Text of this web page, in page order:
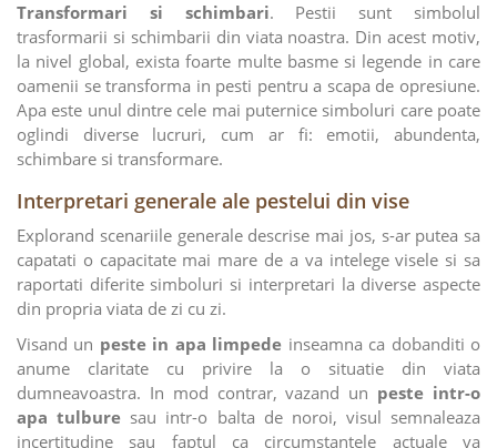
Transformari si schimbari. Pestii sunt simbolul
trasformarii si schimbarii din viata noastra. Din acest motiv,
la nivel global, exista foarte multe basme si legende in care
oamenii se transforma in pesti pentru a scapa de opresiune.
Apa este unul dintre cele mai puternice simboluri care poate
oglindi diverse lucruri, cum ar fi: emotii, abundenta,
schimbare si transformare.
Interpretari generale ale pestelui din vise
Explorand scenariile generale descrise mai jos, s-ar putea sa
capatati o capacitate mai mare de a va intelege visele si sa
raportati diferite simboluri si interpretari la diverse aspecte
din propria viata de zi cu zi.
Visand un peste in apa limpede inseamna ca dobanditi o
anume claritate cu privire la o situatie din viata
dumneavoastra. In mod contrar, vazand un peste intr-o
apa tulbure sau intr-o balta de noroi, visul semnaleaza
incertitudine sau faptul ca circumstantele actuale va